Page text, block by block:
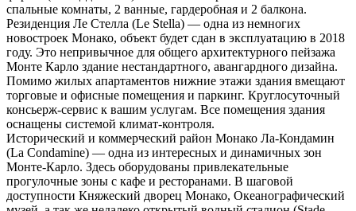
спальные комнаты, 2 ванные, гардеробная и 2 балкона.
Резиденция Ле Стелла (Le Stella) — одна из немногих
новостроек Монако, объект будет сдан в эксплуатацию в 2018
году. Это непривычное для общего архитектурного пейзажа
Монте Карло здание нестандартного, авангардного дизайна.
Помимо жилых апартаментов нижние этажи здания вмещают
торговые и офисные помещения и паркинг. Круглосуточный
консьерж-сервис к вашим услугам. Все помещения здания
оснащены системой климат-контроля.
Исторический и коммерческий район Монако Ла-Кондамин
(La Condamine) — одна из интересных и динамичных зон
Монте-Карло. Здесь оборудованы привлекательные
прогулочные зоны с кафе и ресторанами. В шаговой
доступности Княжеский дворец Монако, Океанографический